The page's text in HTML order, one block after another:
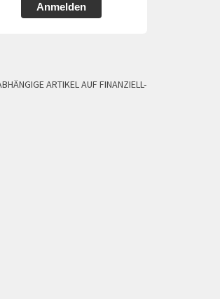
Anmelden
ARTIKEL AUF FINANZIELL-